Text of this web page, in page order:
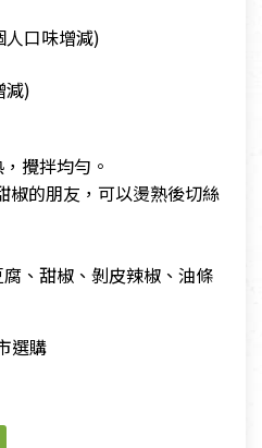
人口味增減)
減)
攪拌均勻。
椒的朋友，可以燙熟後切絲
、甜椒、剝皮辣椒、油條
選購